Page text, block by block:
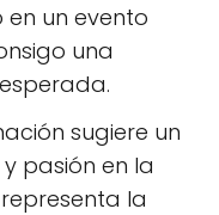
un evento
una
sugiere un
pasión en la
la